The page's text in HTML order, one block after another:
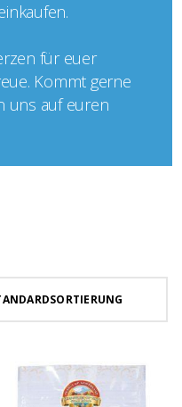
für euer
Kommt gerne
uns auf euren